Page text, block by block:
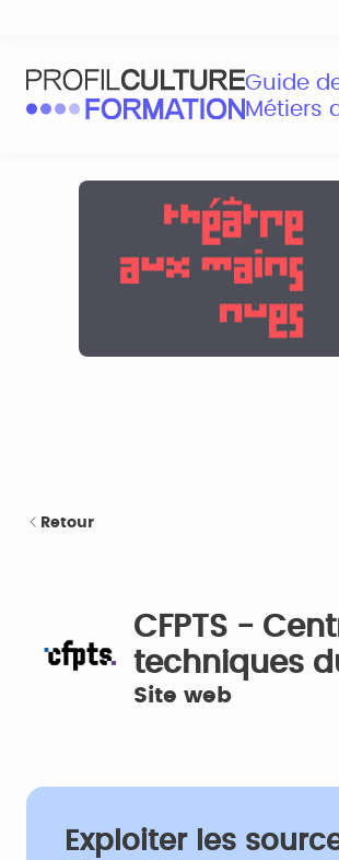
Guide
Métiers
Retour
CFPTS -
techniques
Site web
Exploiter les